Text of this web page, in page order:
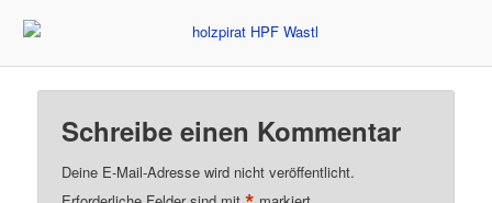
Schreibe einen Kommentar
Deine E-Mail-Adresse wird nicht veröffentlicht.